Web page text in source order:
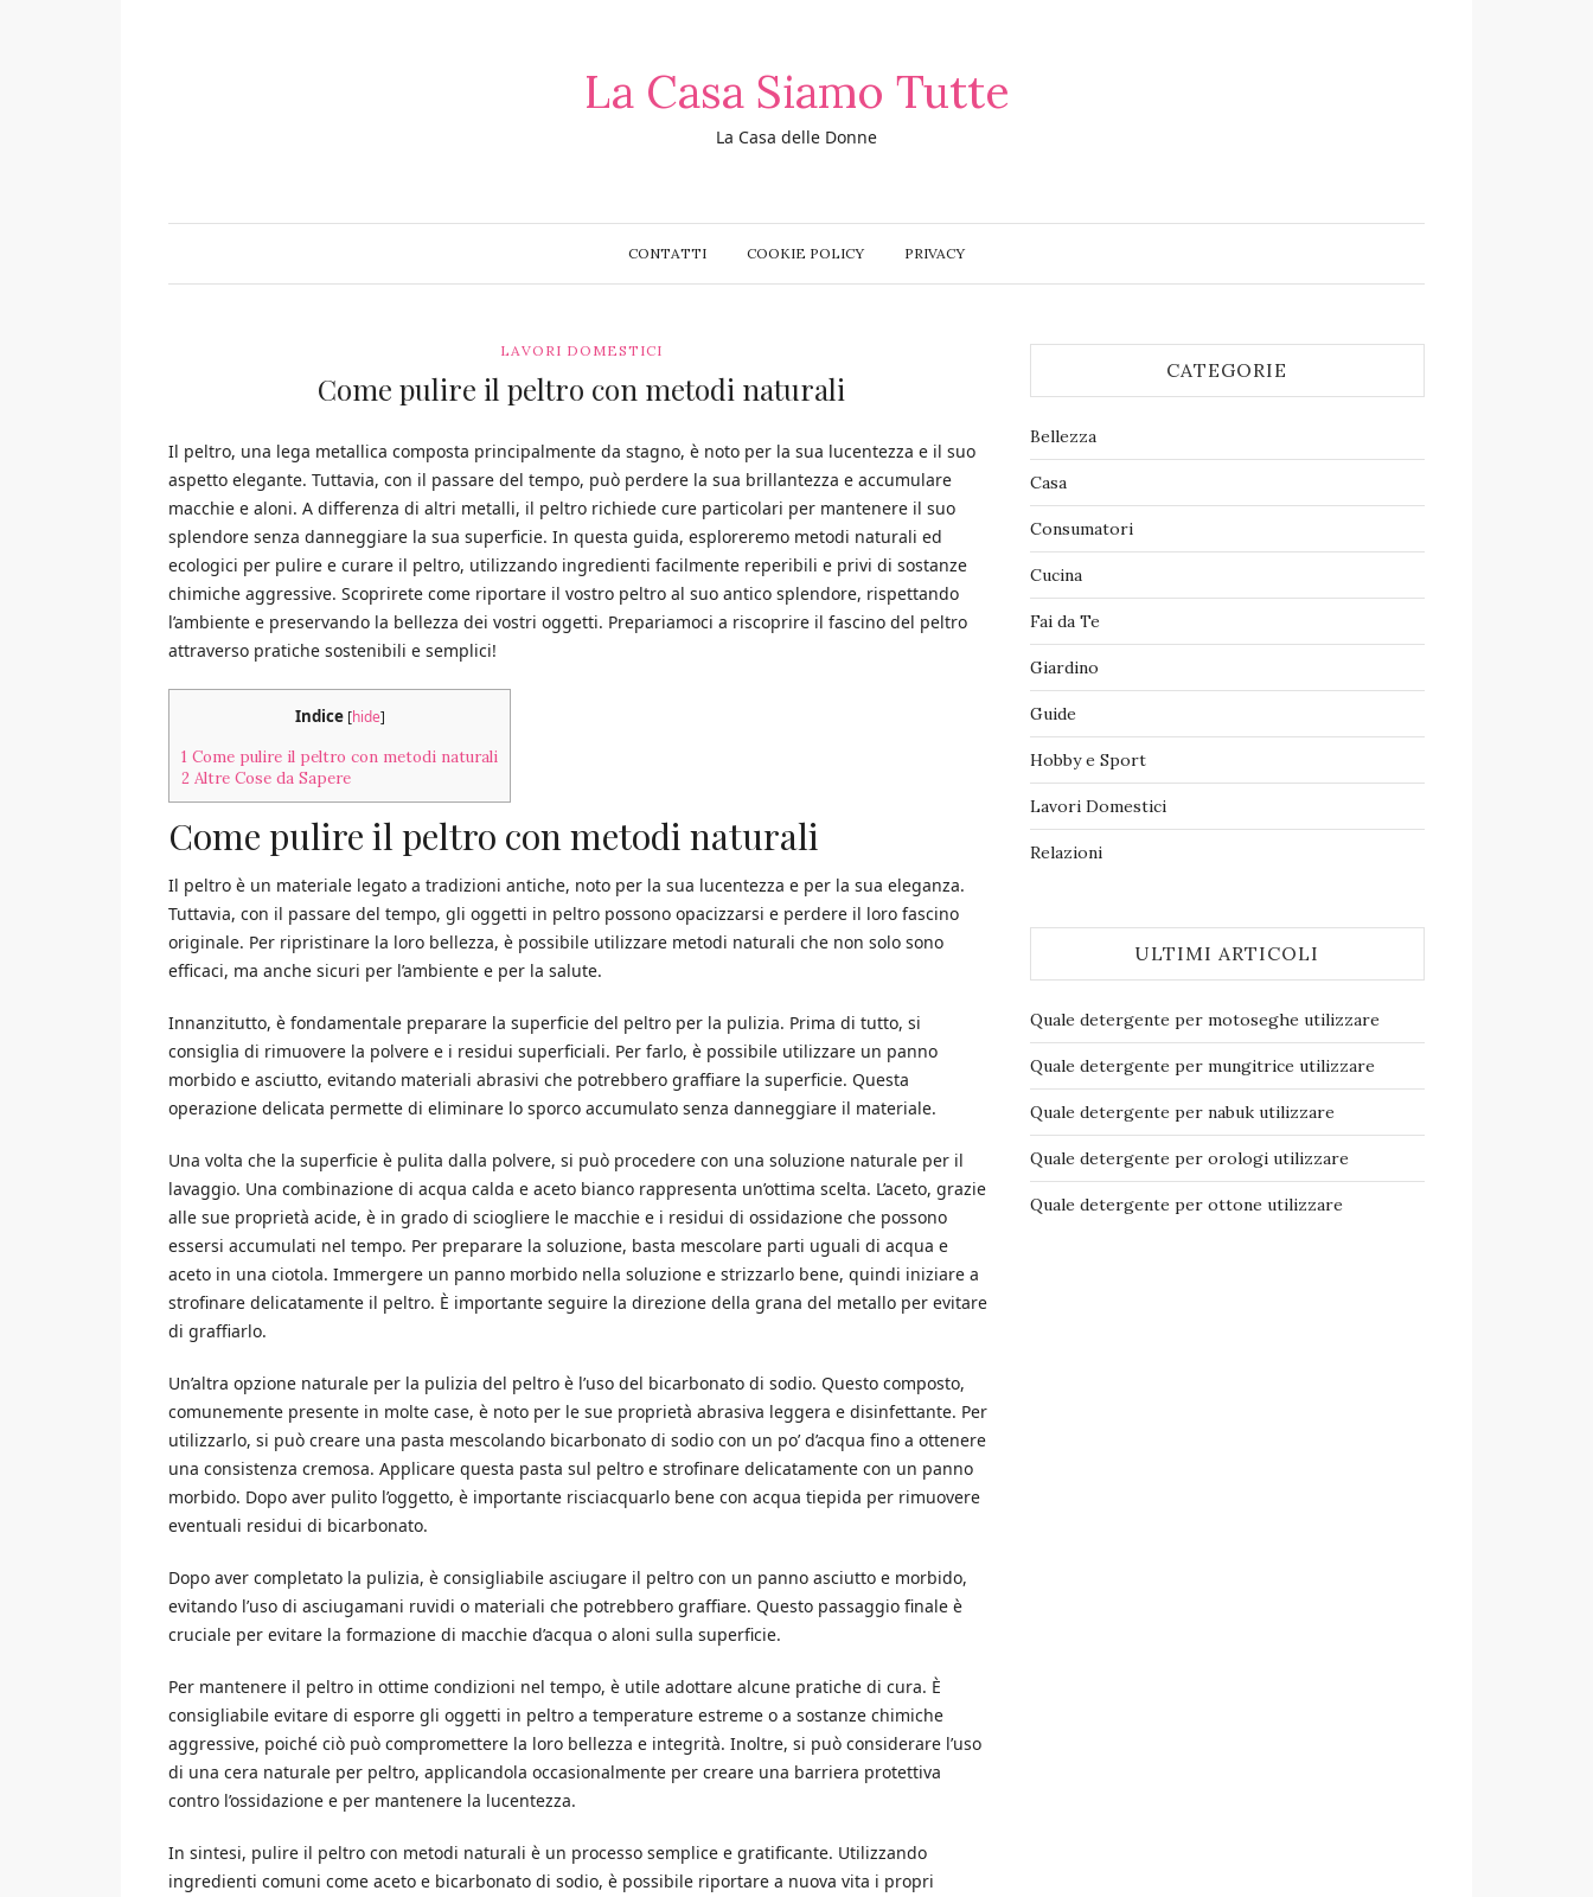
La Casa Siamo Tutte
La Casa delle Donne
CONTATTI COOKIE POLICY PRIVACY
LAVORI DOMESTICI
Come pulire il peltro con metodi naturali
Il peltro, una lega metallica composta principalmente da stagno, è noto per la sua lucentezza e il suo
aspetto elegante. Tuttavia, con il passare del tempo, può perdere la sua brillantezza e accumulare
macchie e aloni. A differenza di altri metalli, il peltro richiede cure particolari per mantenere il suo
splendore senza danneggiare la sua superficie. In questa guida, esploreremo metodi naturali ed
ecologici per pulire e curare il peltro, utilizzando ingredienti facilmente reperibili e privi di sostanze
chimiche aggressive. Scoprirete come riportare il vostro peltro al suo antico splendore, rispettando
l’ambiente e preservando la bellezza dei vostri oggetti. Prepariamoci a riscoprire il fascino del peltro
attraverso pratiche sostenibili e semplici!
Indice [hide]
1 Come pulire il peltro con metodi naturali
2 Altre Cose da Sapere
Come pulire il peltro con metodi naturali
Il peltro è un materiale legato a tradizioni antiche, noto per la sua lucentezza e per la sua eleganza.
Tuttavia, con il passare del tempo, gli oggetti in peltro possono opacizzarsi e perdere il loro fascino
originale. Per ripristinare la loro bellezza, è possibile utilizzare metodi naturali che non solo sono
efficaci, ma anche sicuri per l’ambiente e per la salute.
Innanzitutto, è fondamentale preparare la superficie del peltro per la pulizia. Prima di tutto, si
consiglia di rimuovere la polvere e i residui superficiali. Per farlo, è possibile utilizzare un panno
morbido e asciutto, evitando materiali abrasivi che potrebbero graffiare la superficie. Questa
operazione delicata permette di eliminare lo sporco accumulato senza danneggiare il materiale.
Una volta che la superficie è pulita dalla polvere, si può procedere con una soluzione naturale per il
lavaggio. Una combinazione di acqua calda e aceto bianco rappresenta un’ottima scelta. L’aceto, grazie
alle sue proprietà acide, è in grado di sciogliere le macchie e i residui di ossidazione che possono
essersi accumulati nel tempo. Per preparare la soluzione, basta mescolare parti uguali di acqua e
aceto in una ciotola. Immergere un panno morbido nella soluzione e strizzarlo bene, quindi iniziare a
strofinare delicatamente il peltro. È importante seguire la direzione della grana del metallo per evitare
di graffiarlo.
Un’altra opzione naturale per la pulizia del peltro è l’uso del bicarbonato di sodio. Questo composto,
comunemente presente in molte case, è noto per le sue proprietà abrasiva leggera e disinfettante. Per
utilizzarlo, si può creare una pasta mescolando bicarbonato di sodio con un po’ d’acqua fino a ottenere
una consistenza cremosa. Applicare questa pasta sul peltro e strofinare delicatamente con un panno
morbido. Dopo aver pulito l’oggetto, è importante risciacquarlo bene con acqua tiepida per rimuovere
eventuali residui di bicarbonato.
Dopo aver completato la pulizia, è consigliabile asciugare il peltro con un panno asciutto e morbido,
evitando l’uso di asciugamani ruvidi o materiali che potrebbero graffiare. Questo passaggio finale è
cruciale per evitare la formazione di macchie d’acqua o aloni sulla superficie.
Per mantenere il peltro in ottime condizioni nel tempo, è utile adottare alcune pratiche di cura. È
consigliabile evitare di esporre gli oggetti in peltro a temperature estreme o a sostanze chimiche
aggressive, poiché ciò può compromettere la loro bellezza e integrità. Inoltre, si può considerare l’uso
di una cera naturale per peltro, applicandola occasionalmente per creare una barriera protettiva
contro l’ossidazione e per mantenere la lucentezza.
In sintesi, pulire il peltro con metodi naturali è un processo semplice e gratificante. Utilizzando
ingredienti comuni come aceto e bicarbonato di sodio, è possibile riportare a nuova vita i propri
CATEGORIE
Bellezza
Casa
Consumatori
Cucina
Fai da Te
Giardino
Guide
Hobby e Sport
Lavori Domestici
Relazioni
ULTIMI ARTICOLI
Quale detergente per motoseghe​ utilizzare
Quale detergente per mungitrice​ utilizzare
Quale detergente per nabuk​ utilizzare
Quale detergente per orologi​ utilizzare
Quale detergente per ottone​ utilizzare